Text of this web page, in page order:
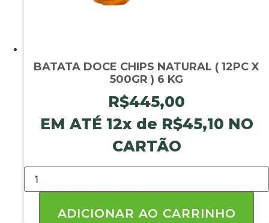
BATATA DOCE CHIPS NATURAL ( 12PC X
500GR ) 6 KG
R$445,00
EM ATÉ 12x de R$45,10 NO
CARTÃO
BATATA
DOCE
CHIPS
ADICIONAR AO CARRINHO